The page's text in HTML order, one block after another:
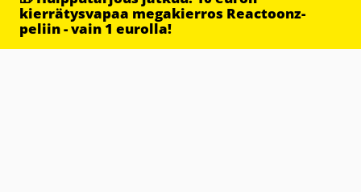
kierrätysvapaa megakierros Reactoonz-
peliin - vain 1 eurolla!